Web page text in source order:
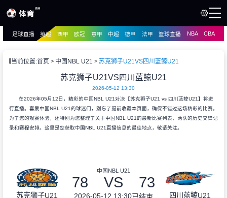
播
足球直播 英超 西甲 欧冠 意甲 中超 德甲 法甲 篮球直播 NBA CBA
当前位置:首页 中国NBL U21 苏克狮子U21VS四川蓝鲸U21
苏克狮子U21VS四川蓝鲸U21
2026-05-12 13:30
在2026年05月12日，精彩的中国NBL U21对决【苏克狮子U21 vs 四川蓝鲸U21】将进
行直播。喜爱中国NBL U21的球迷们，别忘了提前收藏本页面，确保不错过这场精彩的比赛。
为了您的观赛体验，还特别为您整理了关于中国NBL U21的最新比赛列表、两队的历史交锋记
录和赛程安排。这里是您获取中国NBL U21直播信息的最佳地点，敬请关注。
苏克狮子U21
中国NBL U21
78 VS 73
2026-05-12 13:30 四川蓝鲸U21